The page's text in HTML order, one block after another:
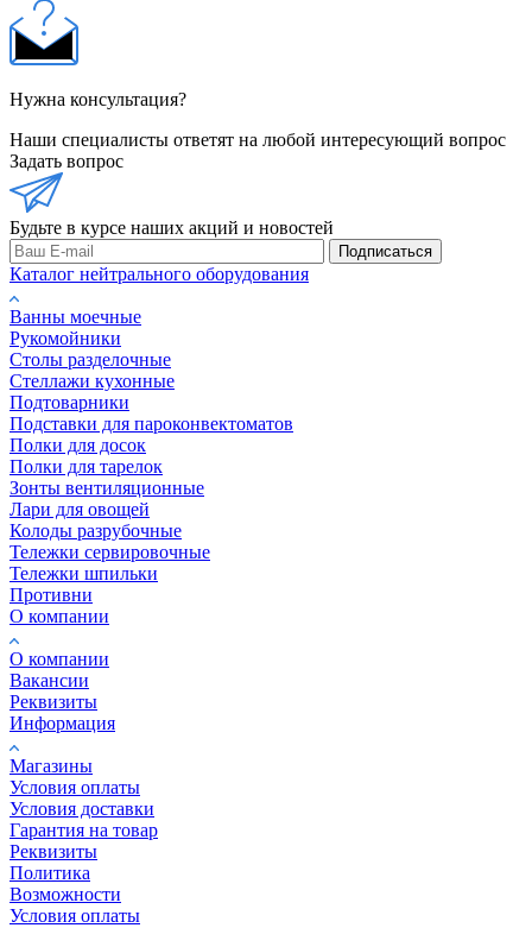
Нужна консультация?
Наши специалисты ответят на любой интересующий вопрос
Задать вопрос
Будьте в курсе наших акций и новостей
Подписаться
Каталог нейтрального оборудования
Ванны моечные
Рукомойники
Столы разделочные
Стеллажи кухонные
Подтоварники
Подставки для пароконвектоматов
Полки для досок
Полки для тарелок
Зонты вентиляционные
Лари для овощей
Колоды разрубочные
Тележки сервировочные
Тележки шпильки
Противни
О компании
О компании
Вакансии
Реквизиты
Информация
Магазины
Условия оплаты
Условия доставки
Гарантия на товар
Реквизиты
Политика
Возможности
Условия оплаты